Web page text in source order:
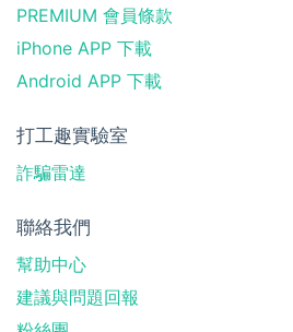
PREMIUM 會員條款
iPhone APP 下載
Android APP 下載
打工趣實驗室
詐騙雷達
聯絡我們
幫助中心
建議與問題回報